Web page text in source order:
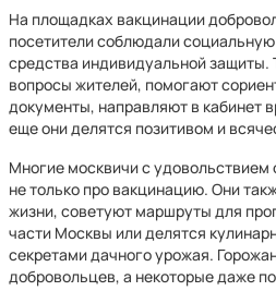
На площадках вакцинации
посетители соблюдали
средства индивидуальной защиты.
вопросы жителей, помогают
документы, направляют в кабинет
еще они делятся позитивом и
Многие москвичи с
не только про вакцинацию. Они
жизни, советуют маршруты для
части Москвы или делятся
секретами дачного урожая.
добровольцев, а некоторые даже